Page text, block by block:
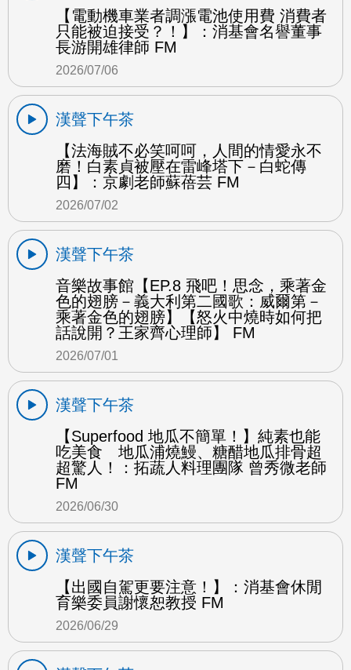
【電動機車業者調漲電池使用費 消費者
只能被迫接受？！】：消基會名譽董事
長游開雄律師 FM
2026/07/06
漢聲下午茶
【法海賊不必笑呵呵，人間的情愛永不
磨！白素貞被壓在雷峰塔下－白蛇傳
四】：京劇老師蘇蓓芸 FM
2026/07/02
漢聲下午茶
音樂故事館【EP.8 飛吧！思念，乘著金
色的翅膀－義大利第二國歌：威爾第－
乘著金色的翅膀】【怒火中燒時如何把
話說開？王家齊心理師】 FM
2026/07/01
漢聲下午茶
【Superfood 地瓜不簡單！】純素也能
吃美食 地瓜浦燒鰻、糖醋地瓜排骨超
超驚人！：拓蔬人料理團隊 曾秀微老師
FM
2026/06/30
漢聲下午茶
【出國自駕更要注意！】：消基會休閒
育樂委員謝懷恕教授 FM
2026/06/29